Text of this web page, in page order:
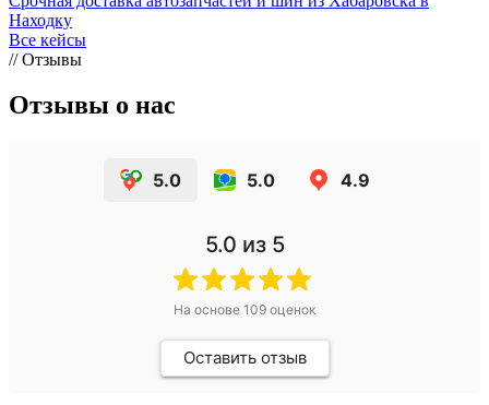
Находку
Все кейсы
// Отзывы
Отзывы о нас
5.0 5.0 4.9
5.0 из 5
На основе 109 оценок
Оставить отзыв